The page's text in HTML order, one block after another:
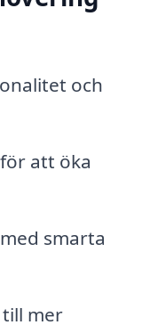
och
att öka
smarta
mer